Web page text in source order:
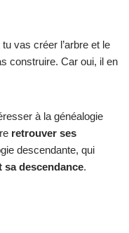
vas créer l’arbre et le
construire. Car oui, il en
à la généalogie
retrouver ses
descendante, qui
sa descendance.